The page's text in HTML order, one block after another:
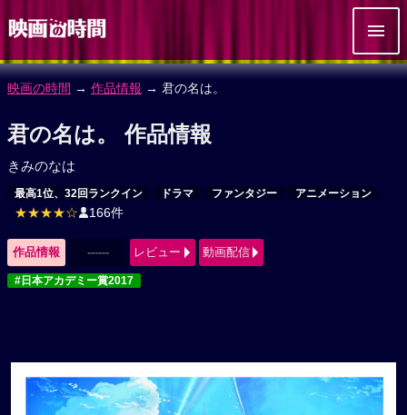
映画の時間 → 作品情報 → 君の名は。
君の名は。 作品情報
きみのなは
最高1位、32回ランクイン ドラマ ファンタジー アニメーション
★★★★☆ 166件
作品情報 ------ レビュー 動画配信
#日本アカデミー賞2017